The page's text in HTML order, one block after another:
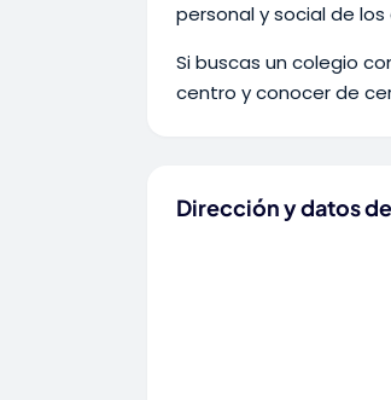
personal y social de los
Si buscas un colegio
centro y conocer de
Dirección y datos